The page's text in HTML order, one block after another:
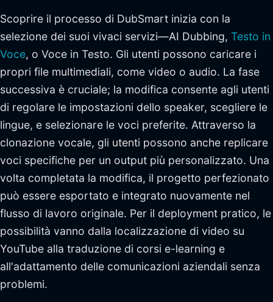
Scoprire il processo di DubSmart inizia con la
selezione dei suoi vivaci servizi—AI Dubbing, Testo in
Voce, o Voce in Testo. Gli utenti possono caricare i
propri file multimediali, come video o audio. La fase
successiva è cruciale; la modifica consente agli utenti
di regolare le impostazioni dello speaker, scegliere le
lingue, e selezionare le voci preferite. Attraverso la
clonazione vocale, gli utenti possono anche replicare
voci specifiche per un output più personalizzato. Una
volta completata la modifica, il progetto perfezionato
può essere esportato e integrato nuovamente nel
flusso di lavoro originale. Per il deployment pratico, le
possibilità vanno dalla localizzazione di video su
YouTube alla traduzione di corsi e-learning e
all'adattamento delle comunicazioni aziendali senza
problemi.